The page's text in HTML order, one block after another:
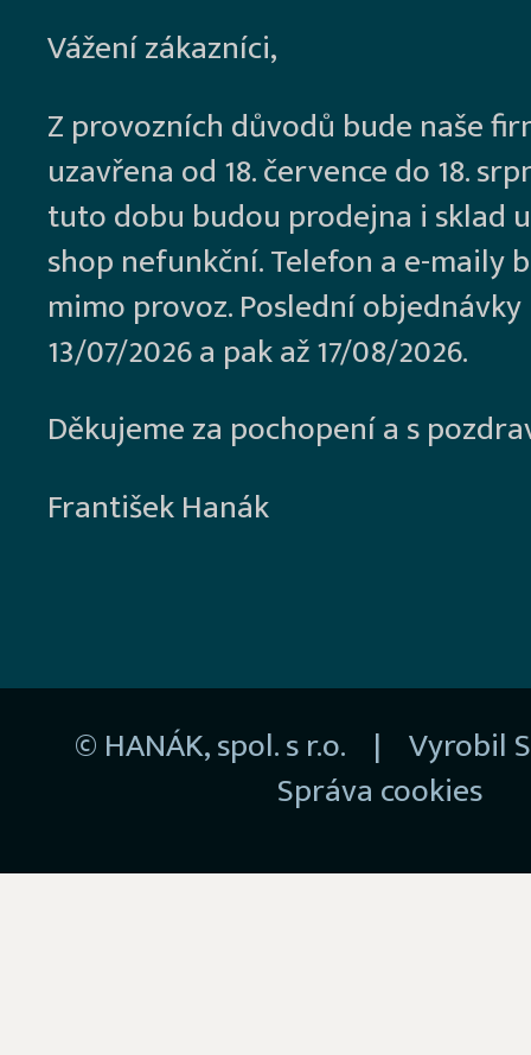
Vážení zákazníci,
Z provozních důvodů bude naše
uzavřena od 18. července do 18.
tuto dobu budou prodejna i sklad
shop nefunkční. Telefon a e-maily
mimo provoz. Poslední
13/07/2026 a pak až 17/08/2026.
Děkujeme za pochopení a s
František Hanák
© HANÁK, spol. s r.o. | Vyrobil
Správa cookies